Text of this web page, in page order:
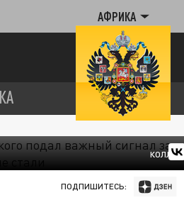
АФРИКА
ПОДПИШИТЕСЬ: